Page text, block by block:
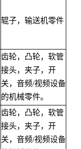
辊子，输送机零件
齿轮，凸轮，软管
接头，夹子，开
关，音频/视频设备
的机械零件。
齿轮，凸轮，软管
接头，夹子，开
关，音频/视频设备